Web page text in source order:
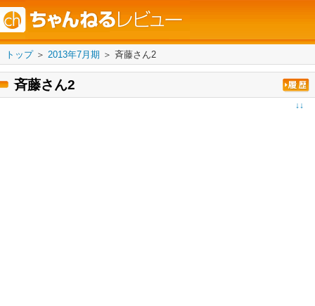
トップ＞ 2013年7月期 ＞ 斉藤さん2
斉藤さん2
↓↓